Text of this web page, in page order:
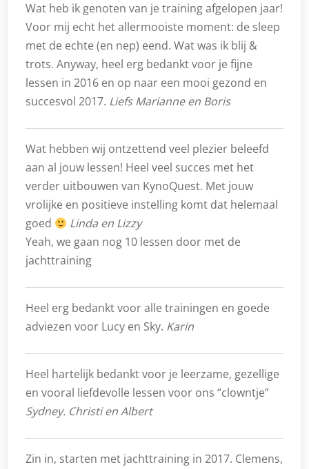
Wat heb ik genoten van je training afgelopen jaar!
Voor mij echt het allermooiste moment: de sleep
met de echte (en nep) eend. Wat was ik blij &
trots. Anyway, heel erg bedankt voor je fijne
lessen in 2016 en op naar een mooi gezond en
succesvol 2017. Liefs Marianne en Boris
Wat hebben wij ontzettend veel plezier beleefd
aan al jouw lessen! Heel veel succes met het
verder uitbouwen van KynoQuest. Met jouw
vrolijke en positieve instelling komt dat helemaal
goed
Linda en Lizzy
Yeah, we gaan nog 10 lessen door met de
jachttraining
Heel erg bedankt voor alle trainingen en goede
adviezen voor Lucy en Sky. Karin
Heel hartelijk bedankt voor je leerzame, gezellige
en vooral liefdevolle lessen voor ons “clowntje”
Sydney. Christi en Albert
Zin in, starten met jachttraining in 2017. Clemens,